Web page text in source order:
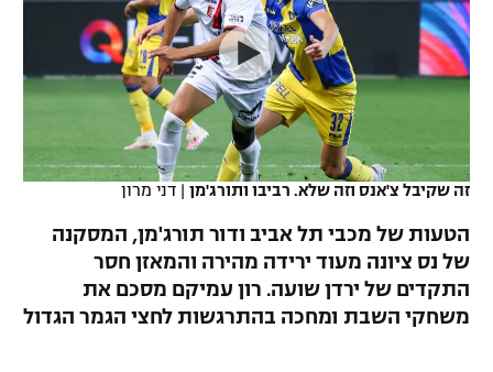
VOD
רץ ברשת
תוצאות
לוח שידורים
נבחרת ישראל
מכבי חיפה
מכבי תל אביב
הפועל תל אביב
הפועל חיפה
ליגה ספרדית
ליגה איטלקית
ליגה צרפתית
ליגה טורקית
ליגה סינית
כדורסל נשים
מכבי תל אביב
הפועל ירושלים
דני אבדיה
יורוליג
יורוקאפ
טניס
כדורעף
ג'ודו
אגרוף
זה שקיבל צ'אנס וזה שלא. רביבו ותורג'מן | דני מרון
הטעות של מכבי תל אביב ודור תורג'מן, המסקנה
של נס ציונה מעוד ירידה מהירה והמאזן חסר
התקדים של ירדן שועה. רון עמיקם מסכם את
משחקי השבת ומחכה בהתרגשות לחצי הגמר הגדול